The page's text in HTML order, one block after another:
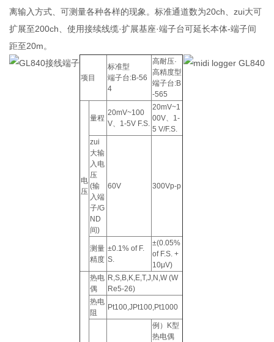
离输入方式、可测量各种各样的现象。标准通道数为20ch、zui大可
扩展至200ch、使用接续线缆·扩展基座·端子台可延长本体-端子间
距至20m。
项目
标准型
端子台:B-56
4
高耐压·
高精度型
端子台:B
-565
电
压
量程
20mV~100
V、1-5V F.S.
20mV~1
00V、1-
5 V/F.S.
zui
大输
入电
压
(输
入端
子/G
ND
间)
60V 300Vp-p
测量
精度
±0.1% of F.
S.
±(0.05%
of F.S. +
10μV)
热电
偶
R,S,B,K,E,T,J,N,W (W
Re5-26)
热电
阻
Pt100,JPt100,Pt1000
例）K型
热电偶